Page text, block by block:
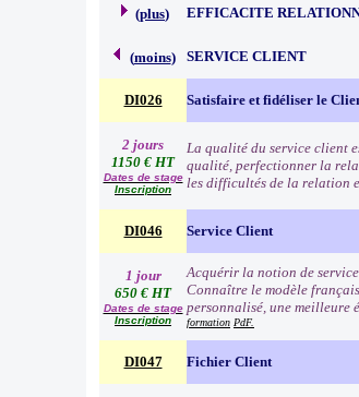
(plus) EFFICACITE
(moins) SERVICE CLIENT
DI026 Satisfaire et fidéliser le
2 jours
1150 € HT
Dates de stage
Inscription
La qualité du service client
qualité, perfectionner la
les difficultés de la relation
DI046 Service Client
1 jour
650 € HT
Dates de stage
Inscription
Acquérir la notion de
Connaître le modèle
personnalisé, une meilleure
formation PdF.
DI047 Fichier Client